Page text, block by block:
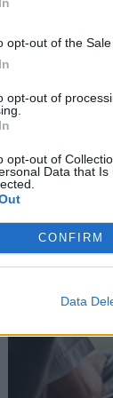
opt-out of the
opt-out of
opt-out of
Data that
CONFIRM
Data
trükk:
pillanatig vár
Javában tart a
keresik a